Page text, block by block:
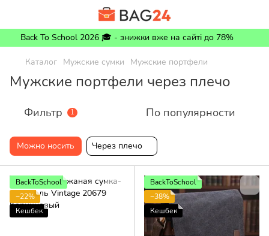
Back To School 2026 🎓 - знижки вже на сайті до 78%
Каталог Мужские сумки Мужские портфели
Мужские портфели через плечо
Фильтр 1 По популярности
Можно носить Через плечо
BackToSchool
−22%
Кешбек
BackToSchool
−38%
Кешбек